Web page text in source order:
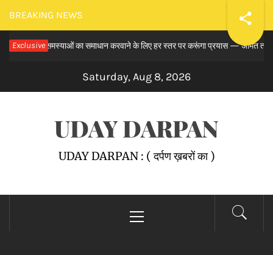
Skip
to
content
BREAKING NEWS
Exclusive
समस्याओं का समाधान करवाने के लिए हर स्तर पर करूंगा प्रयास — अमित तनेजा
Saturday, Aug 8, 2026
UDAY DARPAN
UDAY DARPAN : ( दर्पण ख़बरों का )
Menu